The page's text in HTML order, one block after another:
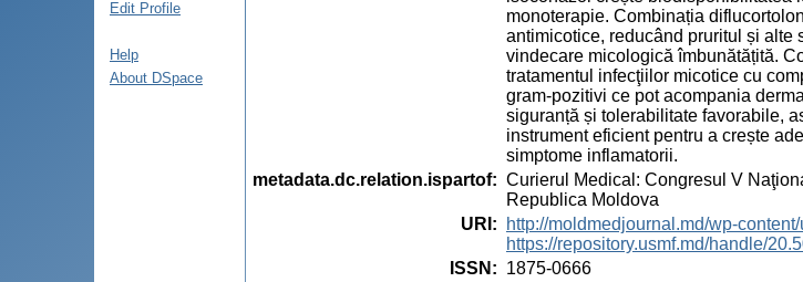
Edit Profile
Help
About DSpace
monoterapie. Combinația
antimicotice, reducând pruritul și alte
vindecare micologică îmbunătățită.
tratamentul infecţiilor micotice cu
gram-pozitivi ce pot acompania
siguranță și tolerabilitate favorabile,
instrument eficient pentru a crește
simptome inflamatorii.
metadata.dc.relation.ispartof: Curierul Medical: Congresul V
Republica Moldova
URI :
http://moldmedjournal.md/wp-
https://repository.usmf.md/handle/
ISSN : 1875-0666